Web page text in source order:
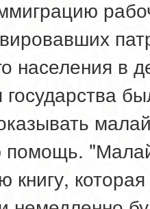
населения в
государства
помощь.
книгу,